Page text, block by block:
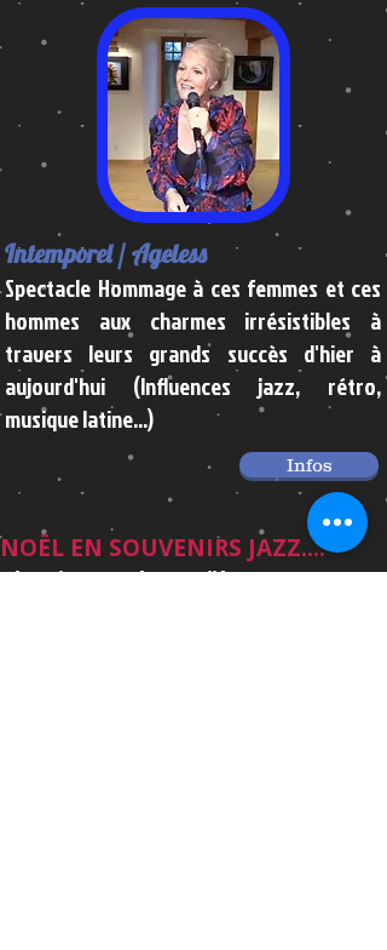
Intemporel / Ageless
Spectacle Hommage à ces femmes et ces
hommes aux charmes irrésistibles à
travers leurs grands succès d'hier à
aujourd'hui (Influences jazz, rétro,
musique latine...)
Infos
NOËL EN SOUVENIRS JAZZ....
Classiques de Noël et sa toute